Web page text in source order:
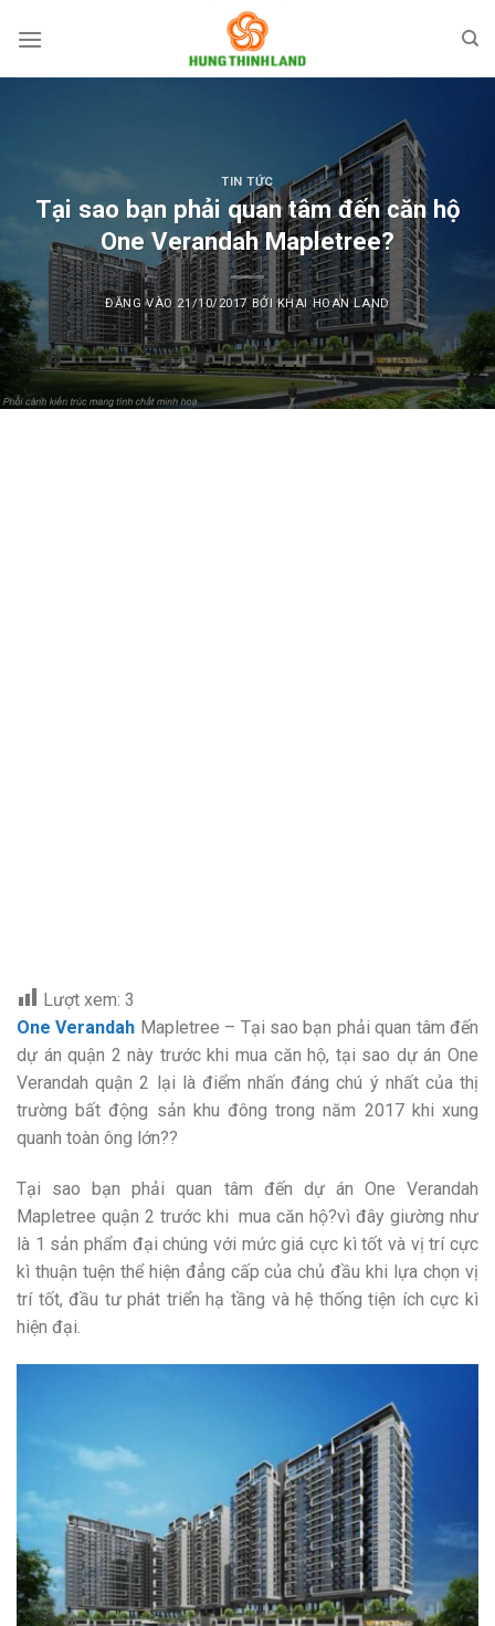
qua
TIN TỨC
Tại sao bạn phải quan tâm đến căn hộ
One Verandah Mapletree?
ĐĂNG VÀO 21/10/2017 BỞIKHAI HOAN LAND
Lượt xem: 3
One Verandah Mapletree – Tại sao bạn phải quan tâm đến
dự án quận 2 này trước khi mua căn hộ, tại sao dự án One
Verandah quận 2 lại là điểm nhấn đáng chú ý nhất của thị
trường bất động sản khu đông trong năm 2017 khi xung
quanh toàn ông lớn??
Tại sao bạn phải quan tâm đến dự án One Verandah
Mapletree quận 2 trước khi mua căn hộ?vì đây giường như
là 1 sản phẩm đại chúng với mức giá cực kì tốt và vị trí cực
kì thuận tuện thể hiện đẳng cấp của chủ đầu khi lựa chọn vị
trí tốt, đầu tư phát triển hạ tầng và hệ thống tiện ích cực kì
hiện đại.